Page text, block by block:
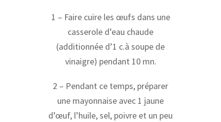
1 – Faire cuire les œufs dans une
casserole d’eau chaude
(additionnée d’1 c.à soupe de
vinaigre) pendant 10 mn.
2 – Pendant ce temps, préparer
une mayonnaise avec 1 jaune
d’œuf, l’huile, sel, poivre et un peu